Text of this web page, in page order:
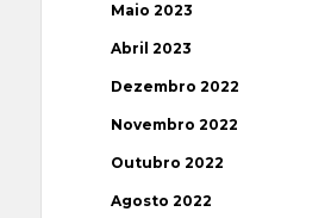
Maio 2023
Abril 2023
Dezembro 2022
Novembro 2022
Outubro 2022
Agosto 2022